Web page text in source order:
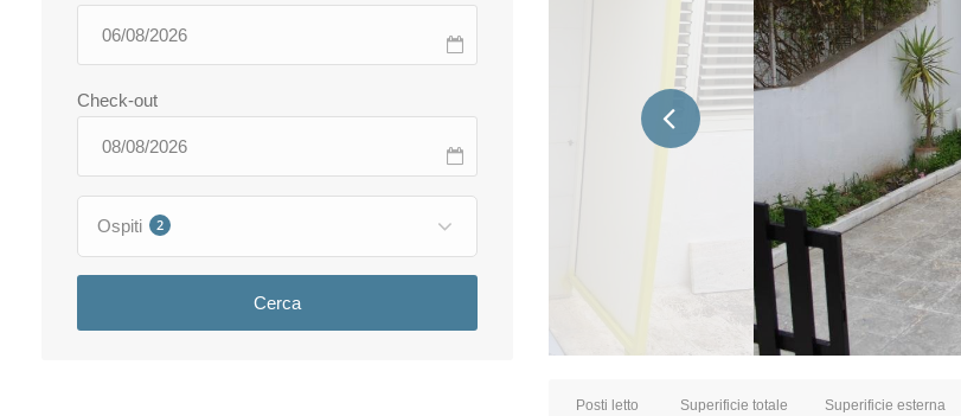
Check-out
Ospiti 2
Cerca
Posti letto Superificie totale Superificie esterna